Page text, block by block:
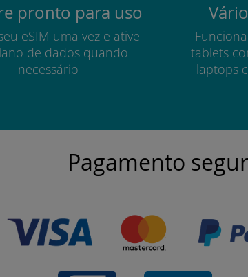
pronto para uso
eSIM uma vez e ative
de dados quando
necessário
tablets
laptops
Pagamento